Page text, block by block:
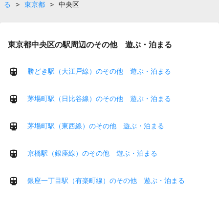
る
> 東京都 > 中央区
東京都中央区の駅周辺のその他 遊ぶ・泊まる
勝どき駅（大江戸線）のその他 遊ぶ・泊まる
茅場町駅（日比谷線）のその他 遊ぶ・泊まる
茅場町駅（東西線）のその他 遊ぶ・泊まる
京橋駅（銀座線）のその他 遊ぶ・泊まる
銀座一丁目駅（有楽町線）のその他 遊ぶ・泊まる